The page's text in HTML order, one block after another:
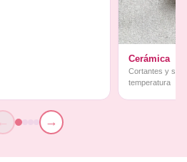
Cerámica
Cortantes y
temperatura
← →